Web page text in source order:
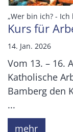
„Wer bin ich? - Ich
Kurs für
14. Jan. 2026
Vom 13. – 16.
Katholische
Bamberg den
...
mehr